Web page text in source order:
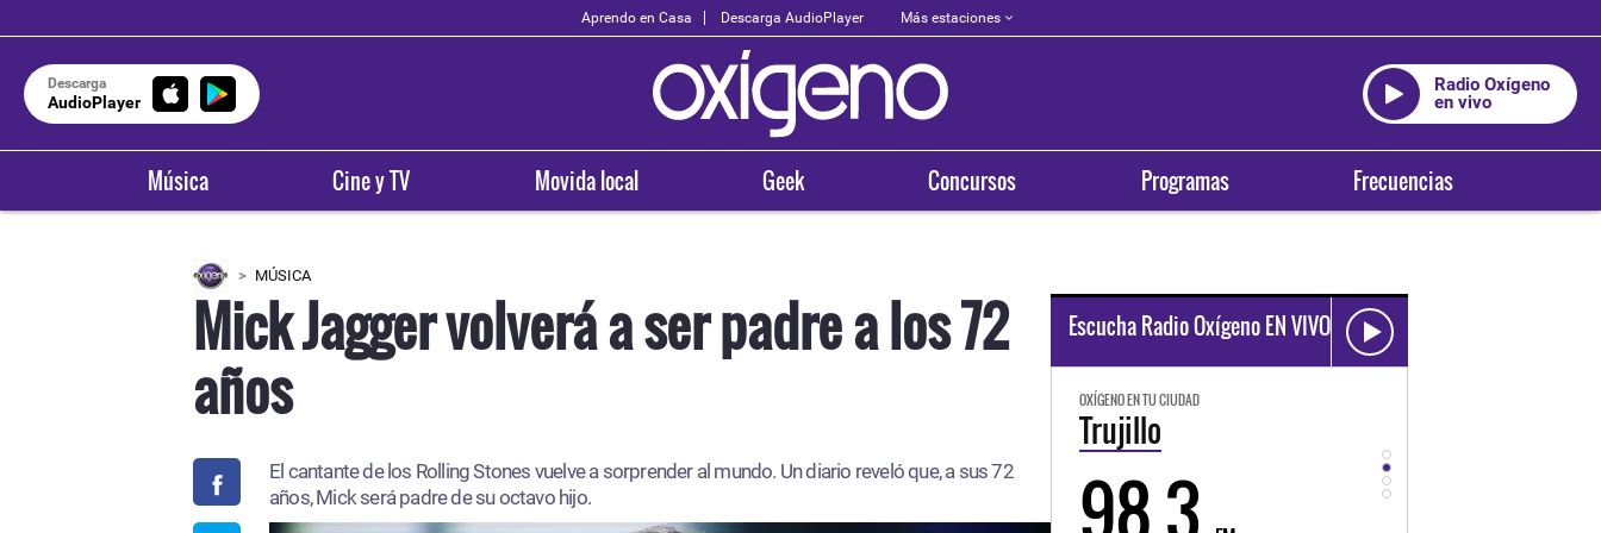
Aprendo en Casa Descarga AudioPlayer Más estaciones
Descarga
AudioPlayer
Radio Oxígeno
en vivo
Música Cine y TV Movida local Geek Concursos Programas Frecuencias
MÚSICA
Mick Jagger volverá a ser padre a los 72
años
El cantante de los Rolling Stones vuelve a sorprender al mundo. Un diario reveló que, a sus 72
años, Mick será padre de su octavo hijo.
Escucha Radio Oxígeno EN VIVO
93.5
OXÍGENO EN TU CIUDAD
Trujillo
98.3 94.3